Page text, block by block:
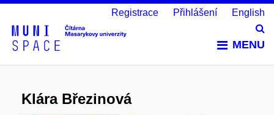
MENU
Registrace Přihlášení English
Klára Březinová